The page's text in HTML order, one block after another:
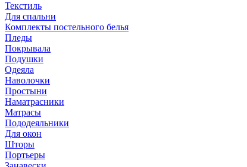
Текстиль
Для спальни
Комплекты постельного белья
Пледы
Покрывала
Подушки
Одеяла
Наволочки
Простыни
Наматрасники
Матрасы
Пододеяльники
Для окон
Шторы
Портьеры